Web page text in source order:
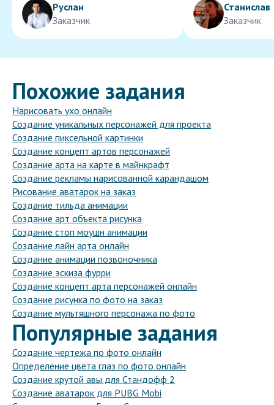
Руслан
Заказчик
Станислав
Заказчик
Похожие задания
Нарисовать ухо онлайн
Создание уникальных персонажей для проекта
Создание пиксельной картинки
Создание концепт артов персонажей
Создание арта на карте в майнкрафт
Создание рекламы нарисованной карандашом
Рисование аватарок на заказ
Создание тильда анимации
Создание арт объекта рисунка
Создание стоп моушн анимации
Создание лайн арта онлайн
Создание анимации позвоночника
Создание эскиза фурри
Создание концепт арта персонажей онлайн
Создание рисунка по фото на заказ
Создание мультяшного персонажа по фото
Популярные задания
Создание чертежа по фото онлайн
Определение цвета глаз по фото онлайн
Создание крутой авы для Стандофф 2
Создание аватарок для PUBG Mobi